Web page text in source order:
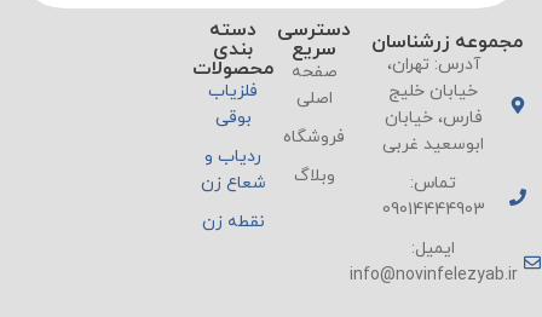
مجموعه زرشناسان
آدرس: تهران،
خیابان خلیج
فارس، خیابان
ابوسعید غربی
تماس:
09014444903
ایمیل:
info@novinfelezyab.ir
دسترسی
سریع
صفحه
اصلی
فروشگاه
وبلاگ
دسته
بندی
محصولات
فلزیاب
بوقی
ردیاب و
شعاع زن
نقطه زن